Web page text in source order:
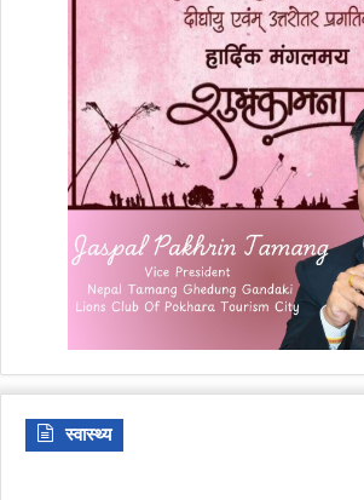
स्वास्थ्य